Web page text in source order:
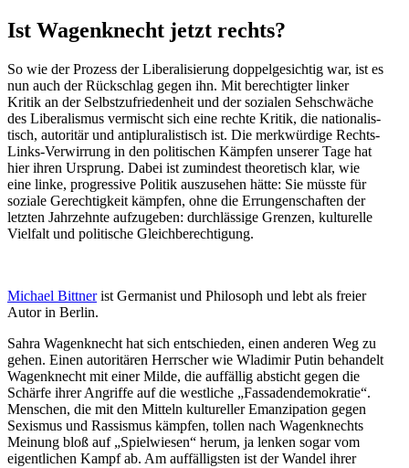
Ist Wagen­knecht jetzt rechts?
So wie der Prozess der Libera­li­sierung doppel­ge­sichtig war, ist es
nun auch der Rückschlag gegen ihn. Mit berech­tigter linker
Kritik an der Selbst­zu­frie­denheit und der sozialen Sehschwäche
des Libera­lismus vermischt sich eine rechte Kritik, die natio­na­lis­
tisch, autoritär und antiplu­ra­lis­tisch ist. Die merkwürdige Rechts-
Links-Verwirrung in den politi­schen Kämpfen unserer Tage hat
hier ihren Ursprung. Dabei ist zumindest theore­tisch klar, wie
eine linke, progressive Politik auszu­sehen hätte: Sie müsste für
soziale Gerech­tigkeit kämpfen, ohne die Errun­gen­schaften der
letzten Jahrzehnte aufzu­geben: durch­lässige Grenzen, kultu­relle
Vielfalt und politische Gleichberechtigung.
Michael Bittnerist Germanist und Philosoph und lebt als freier
Autor in Berlin.
Sahra Wagen­knecht hat sich entschieden, einen anderen Weg zu
gehen. Einen autori­tären Herrscher wie Wladimir Putin behandelt
Wagen­knecht mit einer Milde, die auffällig absticht gegen die
Schärfe ihrer Angriffe auf die westliche „Fassa­den­de­mo­kratie“.
Menschen, die mit den Mitteln kultu­reller Emanzi­pation gegen
Sexismus und Rassismus kämpfen, tollen nach Wagen­knechts
Meinung bloß auf „Spiel­wiesen“ herum, ja lenken sogar vom
eigent­lichen Kampf ab. Am auffäl­ligsten ist der Wandel ihrer